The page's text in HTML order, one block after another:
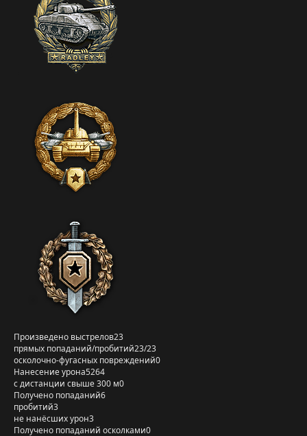
Произведено выстрелов23
прямых попаданий/пробитий23/23
осколочно-фугасных повреждений0
Нанесение урона5264
с дистанции свыше 300 м0
Получено попаданий6
пробитий3
не нанёсших урон3
Получено попаданий осколками0